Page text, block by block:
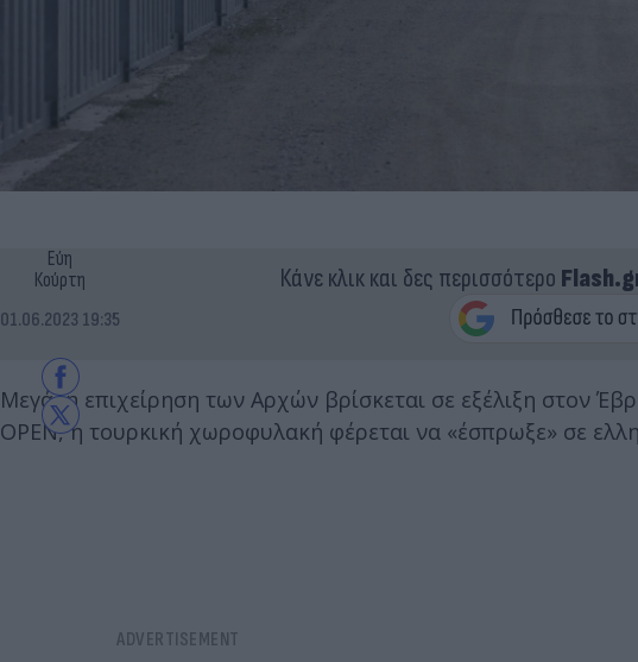
Εύη
Κούρτη
01.06.2023 19:35
Κάνε κλικ και δες περισσότερο
Μεγάλη επιχείρηση των Αρχών βρίσκεται σε εξέλιξη στον
OPEN, η τουρκική χωροφυλακή φέρεται να «έσπρωξε» σε